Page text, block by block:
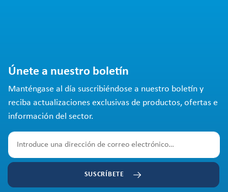
Únete a nuestro boletín
Manténgase al día suscribiéndose a nuestro boletín y
reciba actualizaciones exclusivas de productos, ofertas e
información del sector.
SUSCRÍBETE